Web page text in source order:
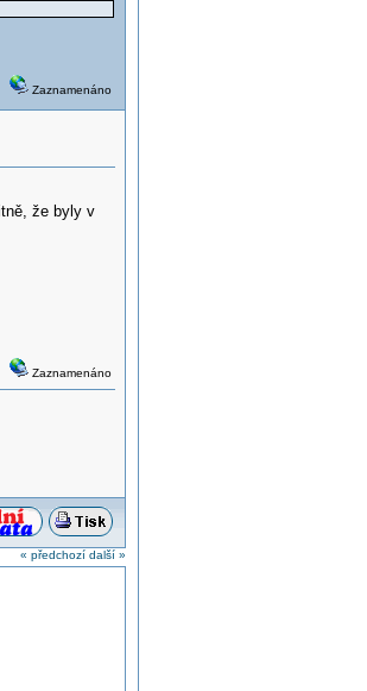
Zaznamenáno
že byly v
Zaznamenáno
« předchozí další »